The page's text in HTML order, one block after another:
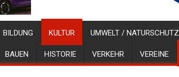
BILDUNG KULTUR UMWELT / NATURSCHUTZ
BAUEN HISTORIE VERKEHR VEREINE